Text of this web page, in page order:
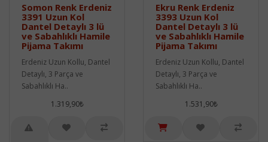
Somon Renk Erdeniz
3391 Uzun Kol
Dantel Detaylı 3 lü
ve Sabahlıklı Hamile
Pijama Takımı
Erdeniz Uzun Kollu, Dantel
Detaylı, 3 Parça ve
Sabahlıklı Ha..
1.319,90₺
Ekru Renk Erdeniz
3393 Uzun Kol
Dantel Detaylı 3 lü
ve Sabahlıklı Hamile
Pijama Takımı
Erdeniz Uzun Kollu, Dantel
Detaylı, 3 Parça ve
Sabahlıklı Ha..
1.531,90₺